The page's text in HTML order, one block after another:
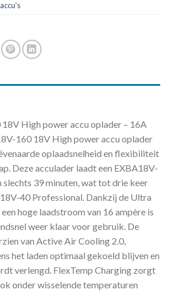
High power accu oplader – 16A
160 18V High power accu oplader
oplaadsnelheid en flexibiliteit
Deze acculader laadt een EXBA18V-
slechts 39 minuten, wat tot drie keer
40 Professional. Dankzij de Ultra
hoge laadstroom van 16 ampère is
weer klaar voor gebruik. De
van Active Air Cooling 2.0,
het laden optimaal gekoeld blijven en
verlengd. FlexTemp Charging zorgt
onder wisselende temperaturen